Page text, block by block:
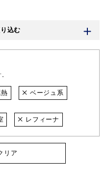
込む
ベージュ系
レフィーナ
リア